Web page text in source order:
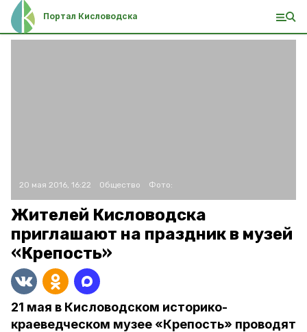
Портал Кисловодска
20 мая 2016, 16:22 Общество Фото:
Жителей Кисловодска
приглашают на праздник в музей
«Крепость»
21 мая в Кисловодском историко-
краеведческом музее «Крепость» проводят